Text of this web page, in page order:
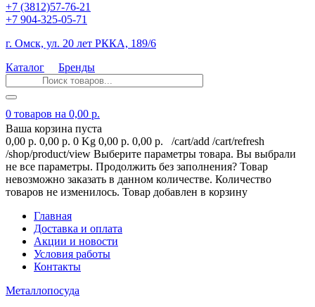
+7 (3812)57-76-21
+7 904-325-05-71
г. Омск, ул. 20 лет РККА, 189/6
Каталог
Бренды
0 товаров на 0,00 р.
Ваша корзина пуста
0,00 р. 0,00 р. 0 Kg 0,00 р. 0,00 р. /cart/add /cart/refresh
/shop/product/view Выберите параметры товара. Вы выбрали
не все параметры. Продолжить без заполнения? Товар
невозможно заказать в данном количестве. Количество
товаров не изменилось. Товар добавлен в корзину
Главная
Доставка и оплата
Акции и новости
Условия работы
Контакты
Металлопосуда